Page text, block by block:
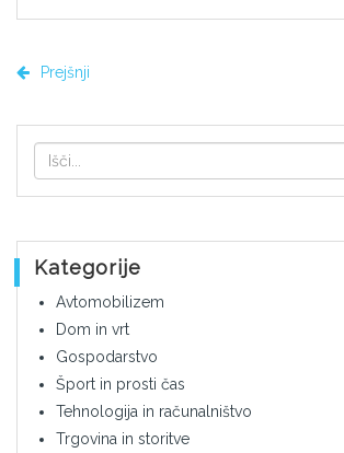
Prejšnji
Kategorije
Avtomobilizem
Dom in vrt
Gospodarstvo
Šport in prosti čas
Tehnologija in računalništvo
Trgovina in storitve